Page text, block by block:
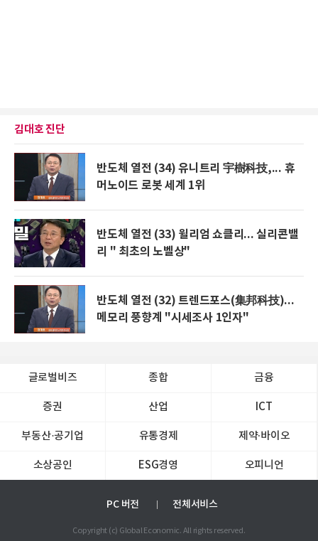
김대호 진단
반도체 열전 (34) 유니트리 宇樹科技,... 휴
머노이드 로봇 세계 1위
반도체 열전 (33) 윌리엄 쇼클리... 실리콘밸
리 " 최초의 노벨상"
반도체 열전 (32) 트렌드포스(集邦科技)...
메모리 풍향계 "시세조사 1인자"
글로벌비즈 종합 금융
증권 산업 ICT
부동산·공기업 유통경제 제약∙바이오
소상공인 ESG경영 오피니언
PC 버전 전체서비스
Copyright (c) Global Economic. All rights reserved.